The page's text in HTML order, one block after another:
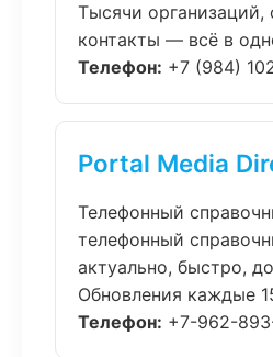
Тысячи организаций,
контакты — всё в
Телефон: +7 (984)
Portal Media
Телефонный
телефонный
актуально, быстро,
Обновления каждые
Телефон: +7-962-